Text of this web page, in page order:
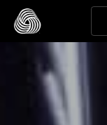
スキップする